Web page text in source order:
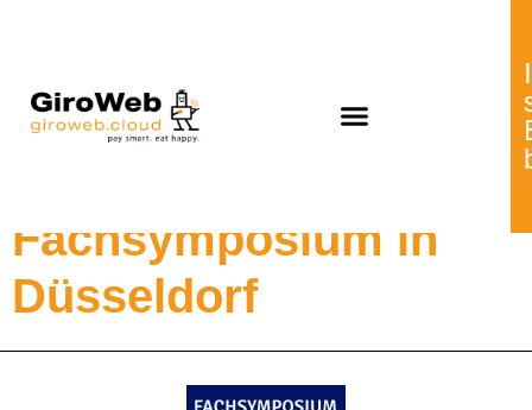
Fachsymposium in
Düsseldorf